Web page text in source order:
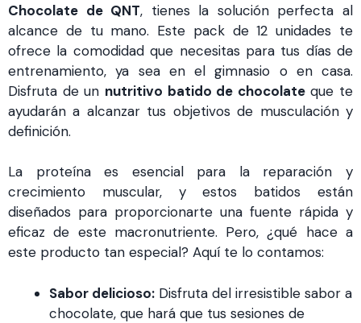
Chocolate de QNT, tienes la solución perfecta al
alcance de tu mano. Este pack de 12 unidades te
ofrece la comodidad que necesitas para tus días de
entrenamiento, ya sea en el gimnasio o en casa.
Disfruta de un nutritivo batido de chocolateque te
ayudarán a alcanzar tus objetivos de musculación y
definición.
La proteína es esencial para la reparación y
crecimiento muscular, y estos batidos están
diseñados para proporcionarte una fuente rápida y
eficaz de este macronutriente. Pero, ¿qué hace a
este producto tan especial? Aquí te lo contamos:
Sabor delicioso: Disfruta del irresistible sabor a
chocolate, que hará que tus sesiones de